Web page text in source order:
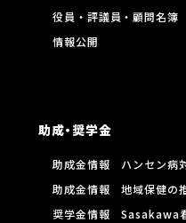
役員・評議員・顧問名簿
情報公開
助成・奨学金
助成金情報 ハンセン病
助成金情報 地域保健の
奨学金情報 Sasakawa